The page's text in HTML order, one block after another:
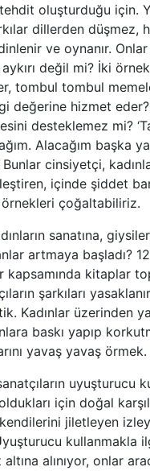
oluşturduğu için.
dillerden düşmez,
ve oynanır.
değil mi? İki örnek
tombul tombul
değerine hizmet eder?
desteklemez mi?
Alacağım başka
Bunlar cinsiyetçi,
içinde şiddet
örnekleri çoğaltabiliriz.
sanatına,
artmaya başladı?
kapsamında kitaplar
şarkıları
Kadınlar üzerinden
baskı yapıp
yavaş yavaş örmek.
uyuşturucu
için doğal
jiletleyen
kullanmakla
alınıyor, onlar